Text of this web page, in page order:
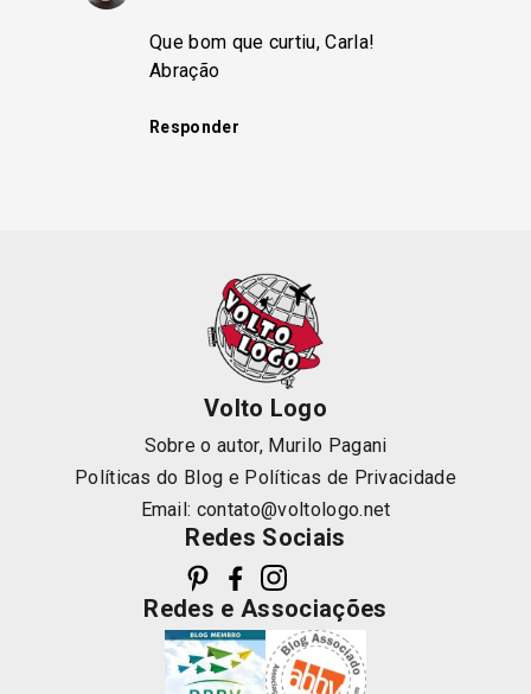
Que bom que curtiu, Carla!
Abração
Responder
Volto Logo
Sobre o autor, Murilo Pagani
Políticas do Blog e Políticas de Privacidade
Email: contato@voltologo.net
Redes Sociais
Redes e Associações